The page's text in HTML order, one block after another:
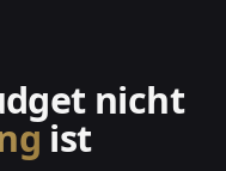
nicht
ist